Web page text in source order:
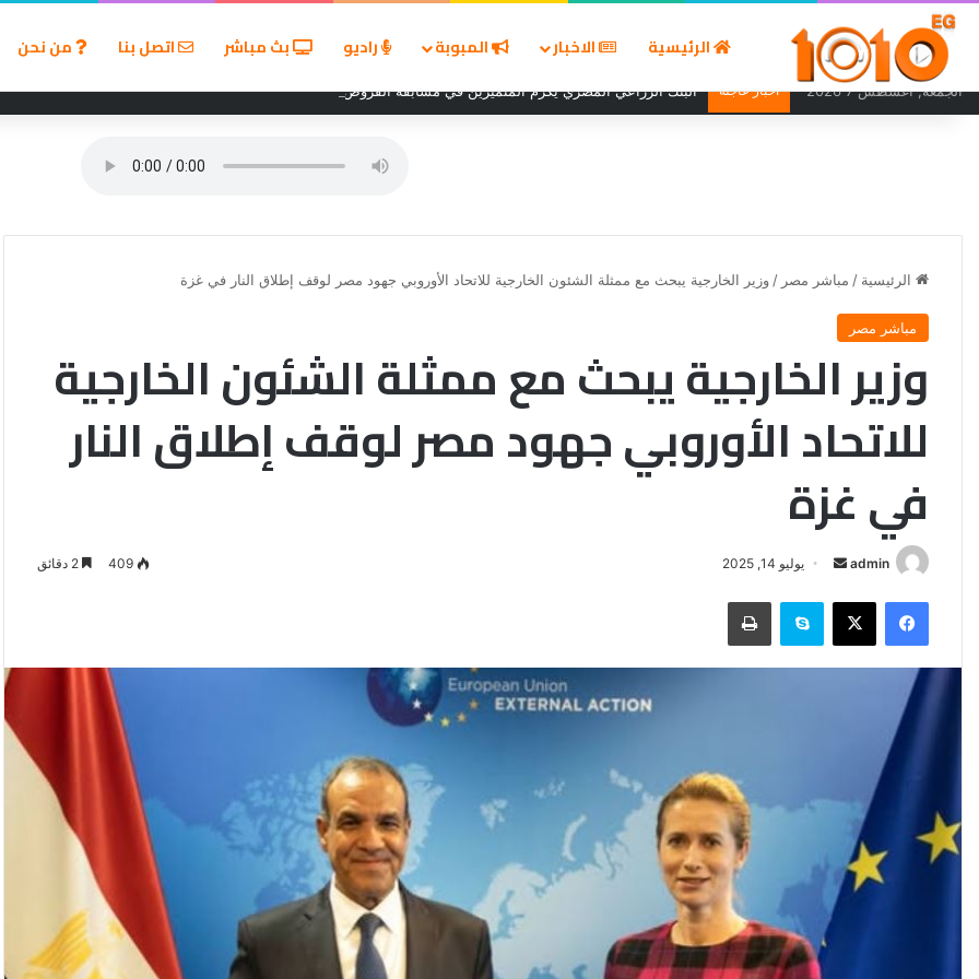
الرئيسية الاخبار المبوبة راديو بث مباشر اتصل بنا من نحن
الجمعة, أغسطس 7 2026 أخبار عاجلة البنك الزراعي المصري يكرّم المتميزين في مسابقة القروض الشخصية بعد نتائج قوية بالربع الأول من 2026
الرئيسية / مباشر مصر / وزير الخارجية يبحث مع ممثلة الشئون الخارجية للاتحاد الأوروبي جهود مصر لوقف إطلاق النار في غزة
مباشر مصر
وزير الخارجية يبحث مع ممثلة الشئون الخارجية
للاتحاد الأوروبي جهود مصر لوقف إطلاق النار
في غزة
admin
أرسل
إلكترونيا
يوليو 14, 2025 409
فيسبوك ‫X سكايب طباعة